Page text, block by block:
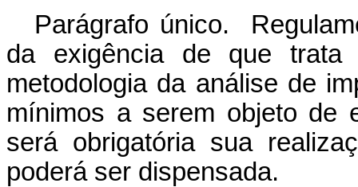
Parágrafo único.
da exigência de que
metodologia da análise de
mínimos a serem objeto de
será obrigatória sua
poderá ser dispensada.